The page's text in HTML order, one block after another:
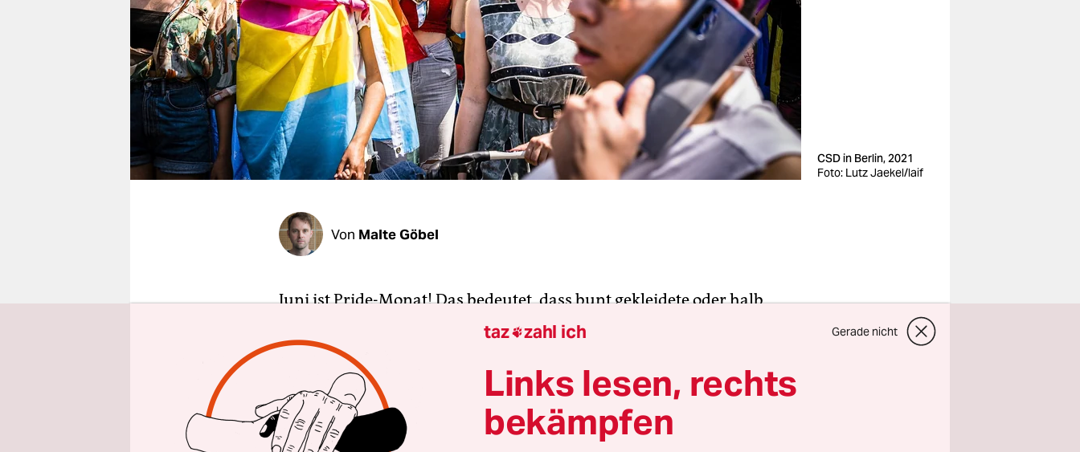
verlag
veranstaltungen
shop
fragen & hilfe
unterstützen
abo
CSD in Berlin, 2021
Foto: Lutz Jaekel/laif
Von Malte Göbel
Juni ist Pride-Monat! Das bedeutet, dass bunt gekleidete oder halb
nackte Menschen in den Straßen tanzen, Regenbogenfahnen
schwenken und ihre Diversität feiern. Mitfeiern erlaubt! Niemand
kann so gut feiern wie die Queers, die sind ja schon von der
Bezeichnung her fröhlich (engl. „gay“). Und mit dem Feiern erinnern
sie an trübe Zeiten, in denen Homosexualität verboten war und trans
Menschen ausgestoßen waren, und bei nichtbinär dachte man an
taz zahl ich Gerade nicht
Links lesen, rechts
bekämpfen